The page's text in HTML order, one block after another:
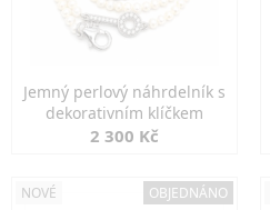
Jemný perlový náhrdelník s
dekorativním klíčkem
2 300 Kč
NOVÉ OBJEDNÁNO